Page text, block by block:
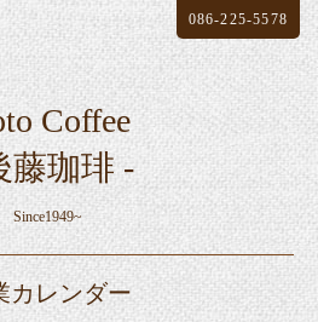
Coffee
藤珈琲 -
Since1949~
086-225-5578
カレンダー